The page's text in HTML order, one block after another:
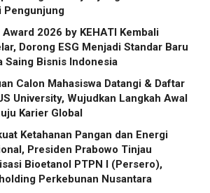
Pengunjung
Award 2026 by KEHATI Kembali
Dorong ESG Menjadi Standar Baru
Saing Bisnis Indonesia
Calon Mahasiswa Datangi & Daftar
University, Wujudkan Langkah Awal
Karier Global
Ketahanan Pangan dan Energi
Presiden Prabowo Tinjau
Bioetanol PTPN I (Persero),
Perkebunan Nusantara